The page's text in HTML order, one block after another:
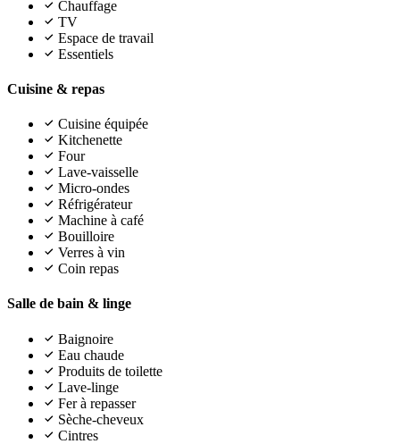
Chauffage
TV
Espace de travail
Essentiels
Cuisine & repas
Cuisine équipée
Kitchenette
Four
Lave-vaisselle
Micro-ondes
Réfrigérateur
Machine à café
Bouilloire
Verres à vin
Coin repas
Salle de bain & linge
Baignoire
Eau chaude
Produits de toilette
Lave-linge
Fer à repasser
Sèche-cheveux
Cintres